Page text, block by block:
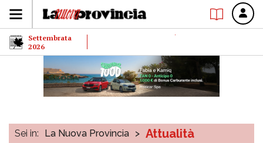
Settembrata
2026
Sei in: La Nuova Provincia > Attualità